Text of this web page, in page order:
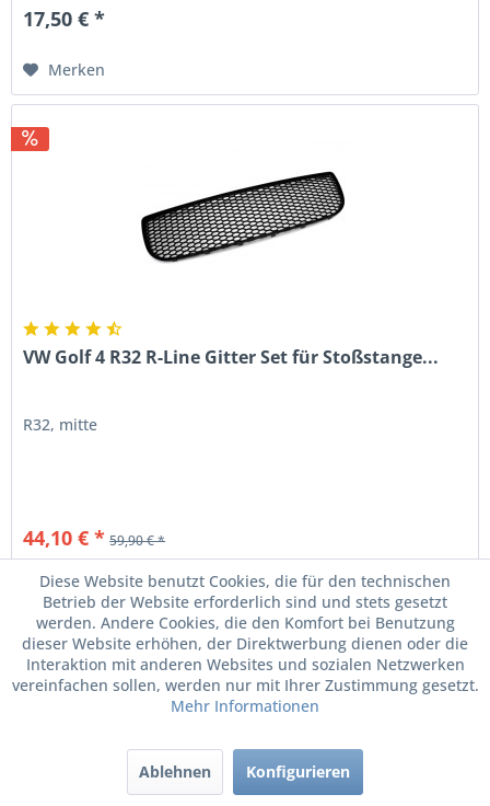
17,50 € *
Merken
VW Golf 4 R32 R-Line Gitter Set für Stoßstange...
R32, mitte
44,10 € * 59,90 € *
Merken
Diese Website benutzt Cookies, die für den technischen
Betrieb der Website erforderlich sind und stets gesetzt
werden. Andere Cookies, die den Komfort bei Benutzung
dieser Website erhöhen, der Direktwerbung dienen oder die
Interaktion mit anderen Websites und sozialen Netzwerken
vereinfachen sollen, werden nur mit Ihrer Zustimmung gesetzt.
Mehr Informationen
Ablehnen Konfigurieren